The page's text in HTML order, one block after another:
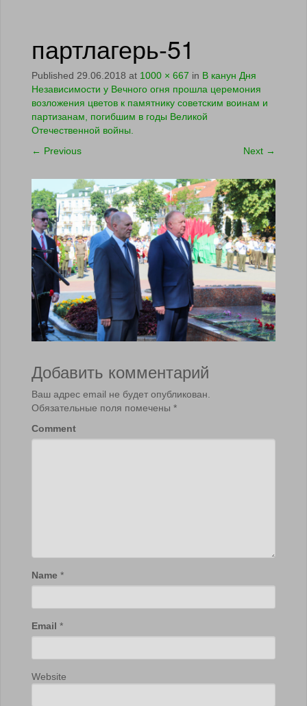
партлагерь-51
Published 29.06.2018 at 1000 × 667 in В канун Дня
Независимости у Вечного огня прошла церемония
возложения цветов к памятнику советским воинам и
партизанам, погибшим в годы Великой
Отечественной войны.
← Previous Next →
Добавить комментарий
Ваш адрес email не будет опубликован.
Обязательные поля помечены *
Comment
Name *
Email *
Website